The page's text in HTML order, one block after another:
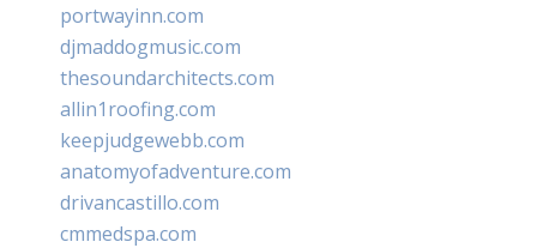
portwayinn.com
djmaddogmusic.com
thesoundarchitects.com
allin1roofing.com
keepjudgewebb.com
anatomyofadventure.com
drivancastillo.com
cmmedspa.com